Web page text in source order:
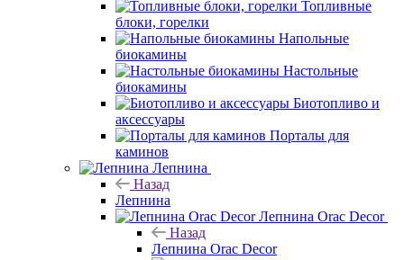
Топливные
блоки, горелки
Напольные
биокамины
Настольные
биокамины
Биотопливо и
аксессуары
Порталы для
каминов
Лепнина
Назад
Лепнина
Лепнина Orac Decor
Назад
Лепнина Orac Decor